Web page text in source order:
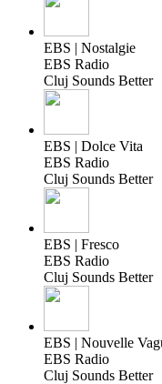
EBS | Nostalgie
EBS Radio
Cluj Sounds Better
EBS | Dolce Vita
EBS Radio
Cluj Sounds Better
EBS | Fresco
EBS Radio
Cluj Sounds Better
EBS | Nouvelle
EBS Radio
Cluj Sounds Better